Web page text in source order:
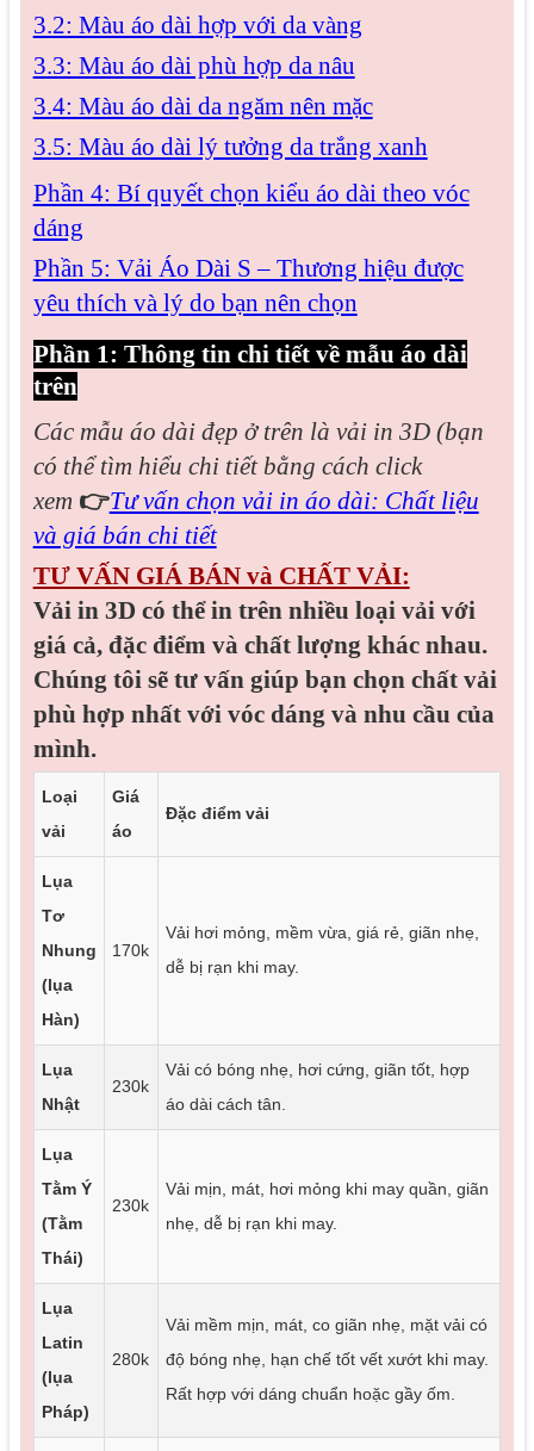
3.2: Màu áo dài hợp với da vàng
3.3: Màu áo dài phù hợp da nâu
3.4: Màu áo dài da ngăm nên mặc
3.5: Màu áo dài lý tưởng da trắng xanh
Phần 4: Bí quyết chọn kiểu áo dài theo vóc
dáng
Phần 5: Vải Áo Dài S – Thương hiệu được
yêu thích và lý do bạn nên chọn
Phần 1: Thông tin chi tiết về mẫu áo dài
trên
Các mẫu áo dài đẹp ở trên là vải in 3D (bạn
có thể tìm hiểu chi tiết bằng cách click
xem 👉Tư vấn chọn vải in áo dài: Chất liệu
và giá bán chi tiết
TƯ VẤN GIÁ BÁN và CHẤT VẢI:
Vải in 3D có thể in trên nhiều loại vải với
giá cả, đặc điểm và chất lượng khác nhau.
Chúng tôi sẽ tư vấn giúp bạn chọn chất vải
phù hợp nhất với vóc dáng và nhu cầu của
mình.
Loại
vải
Giá
áo
Đặc điểm vải
Lụa
Tơ
Nhung
(lụa
Hàn)
170k
Vải hơi mỏng, mềm vừa, giá rẻ, giãn nhẹ,
dễ bị rạn khi may.
Lụa
Nhật
230k
Vải có bóng nhẹ, hơi cứng, giãn tốt, hợp
áo dài cách tân.
Lụa
Tằm Ý
(Tằm
Thái)
230k
Vải mịn, mát, hơi mỏng khi may quần, giãn
nhẹ, dễ bị rạn khi may.
Lụa
Latin
(lụa
Pháp)
280k
Vải mềm mịn, mát, co giãn nhẹ, mặt vải có
độ bóng nhẹ, hạn chế tốt vết xướt khi may.
Rất hợp với dáng chuẩn hoặc gầy ốm.